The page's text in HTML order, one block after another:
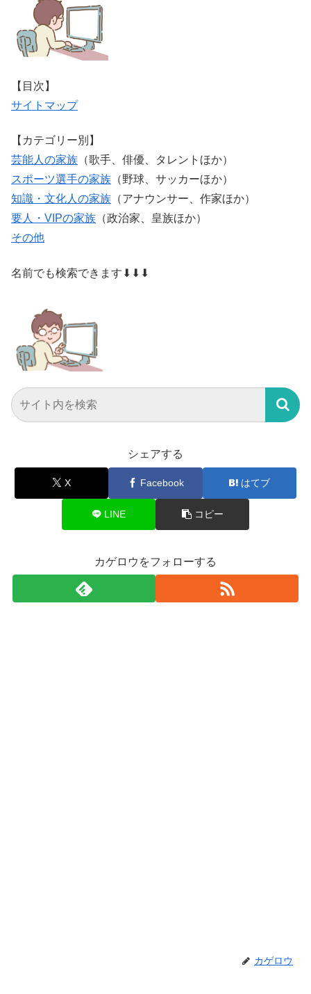
【目次】
サイトマップ
【カテゴリー別】
芸能人の家族 （歌手、俳優、タレントほか）
スポーツ選手の家族 （野球、サッカーほか）
知識・文化人の家族 （アナウンサー、作家ほか）
要人・VIPの家族 （政治家、皇族ほか）
その他
名前でも検索できます⬇⬇⬇
シェアする
X Facebook はてブ
LINE コピー
カゲロウをフォローする
カゲロウ